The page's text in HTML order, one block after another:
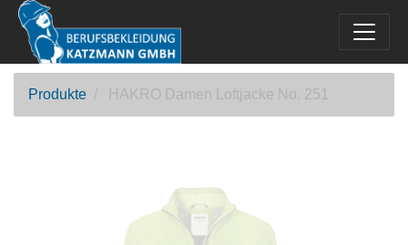
Produkte HAKRO Damen Loftjacke No. 251